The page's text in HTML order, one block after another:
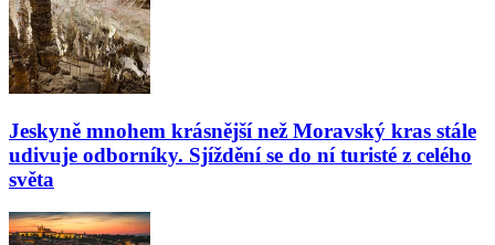
Jeskyně mnohem krásnější než Moravský kras stále
udivuje odborníky. Sjíždění se do ní turisté z celého
světa